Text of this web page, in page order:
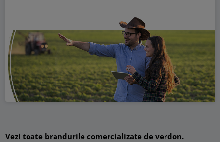
Vezi toate brandurile comercializate de verdon.